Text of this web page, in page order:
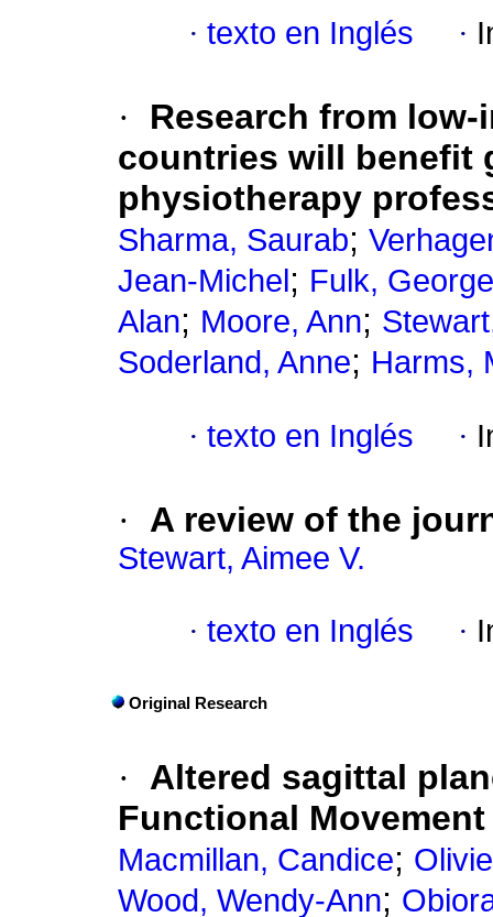
· texto en Inglés ·
·
Research from
countries will benefit
physiotherapy
Sharma, Saurab;
Jean-Michel ; Fulk,
Alan; Moore, Ann;
Soderland, Anne; Harms,
· texto en Inglés ·
· A review of the
Stewart, Aimee V.
· texto en Inglés ·
Original Research
·
Altered sagittal
Functional
Macmillan, Candice;
Wood, Wendy-Ann;